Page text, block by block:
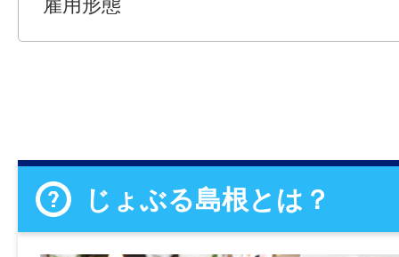
じょぶる島根とは？